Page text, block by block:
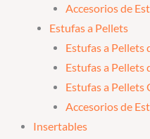
Accesorios de
Estufas a Pellets
Estufas a Pellets
Estufas a Pellets
Estufas a Pellets
Accesorios de
Insertables